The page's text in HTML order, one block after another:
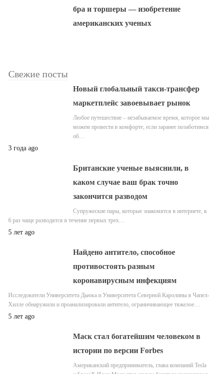
бра и торшеры — изобретение
американских ученых
Свежие посты
Новый глобальный такси-трансфер
маркетплейс завоевывает рынок
Любое путешествие – незабываемое время, которое мы
можем провести в комфорте, если заранее позаботимся
об…
3 года ago
Британские ученые выяснили, в
каком случае ваш брак точно
закончится разводом
Супружеские пары, которые знакомятся в интернете, в
6 раз чаще разводятся в течение первых трех…
5 лет ago
Найдено антитело, способное
противостоять разным
коронавирусным инфекциям
Исследователи Университета Дьюка и Университета Северной Каролины в Чапел-
Хилле обнаружили и проанализировали антитело, ограничивающее тяжелое…
5 лет ago
Маск стал богатейшим человеком в
истории по версии Forbes
Американский предприниматель, глава компаний Tesla